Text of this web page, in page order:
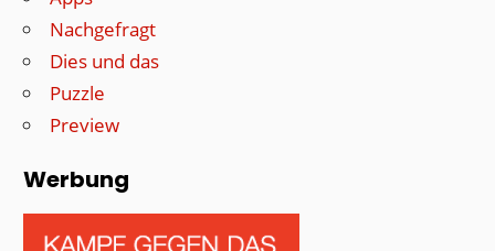
Nachgefragt
Dies und das
Puzzle
Preview
Werbung